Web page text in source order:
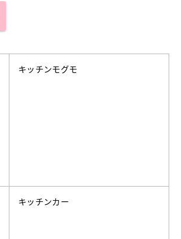
キッチンモグモ
キッチンカー